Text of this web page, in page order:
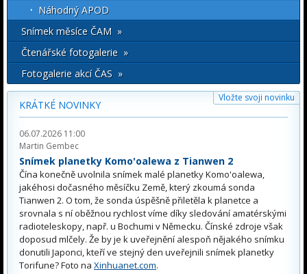
Náhodný APOD
Snímek měsíce ČAM »
Čtenářské fotogalerie »
Fotogalerie akcí ČAS »
Vložte svoji novinku
KRÁTKÉ NOVINKY
06.07.2026 11:00
Martin Gembec
Snímek planetky Komo'oalewa z Tianwen 2
Čína konečně uvolnila snímek malé planetky Komo'oalewa,
jakéhosi dočasného měsíčku Země, který zkoumá sonda
Tianwen 2. O tom, že sonda úspěšně přiletěla k planetce a
srovnala s ní oběžnou rychlost víme díky sledování amatérskými
radioteleskopy, např. u Bochumi v Německu. Čínské zdroje však
doposud mlčely. Že by je k uveřejnění alespoň nějakého snímku
donutili Japonci, kteří ve stejný den uveřejnili snímek planetky
Torifune? Foto na Xinhuanet.com.